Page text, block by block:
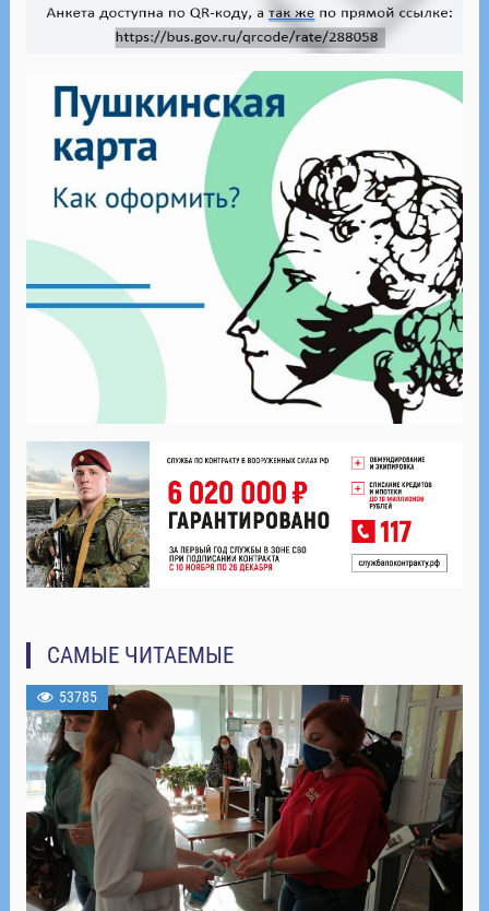
САМЫЕ ЧИТАЕМЫЕ
53785